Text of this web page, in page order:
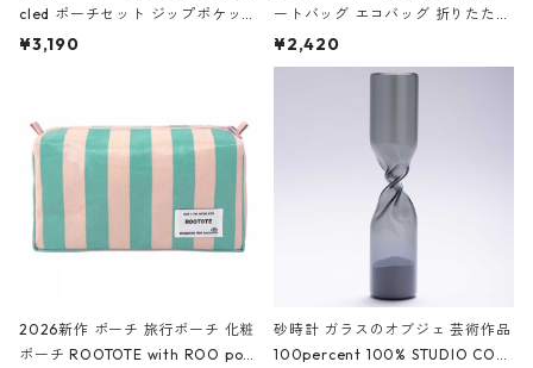
cled ポーチセット ジップポケット
ファスナーポーチ 撥水加工 トラベ
ーガンディー、オフホワイト
¥3,190
ートバッグ エコバッグ 折りたたみ
大きめ 撥水加工 収納ポーチ CRO
CODILE/Black クロコダイル/ブラ
¥2,420
2026新作 ポーチ 旅行ポーチ 化粧
ポーチ ROOTOTE with ROO pou
砂時計 ガラスのオブジェ 芸術作品
100percent 100% STUDIO COH